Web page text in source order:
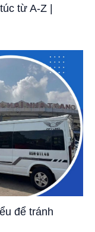
từ A-Z |
để tránh